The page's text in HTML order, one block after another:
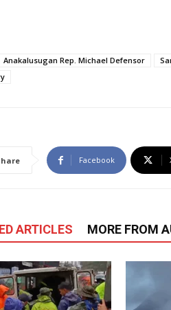
Anakalusugan Rep. Michael Defensor
Facebook
ARTICLES MORE FROM